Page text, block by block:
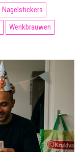
Nagelstickers
Wenkbrauwen